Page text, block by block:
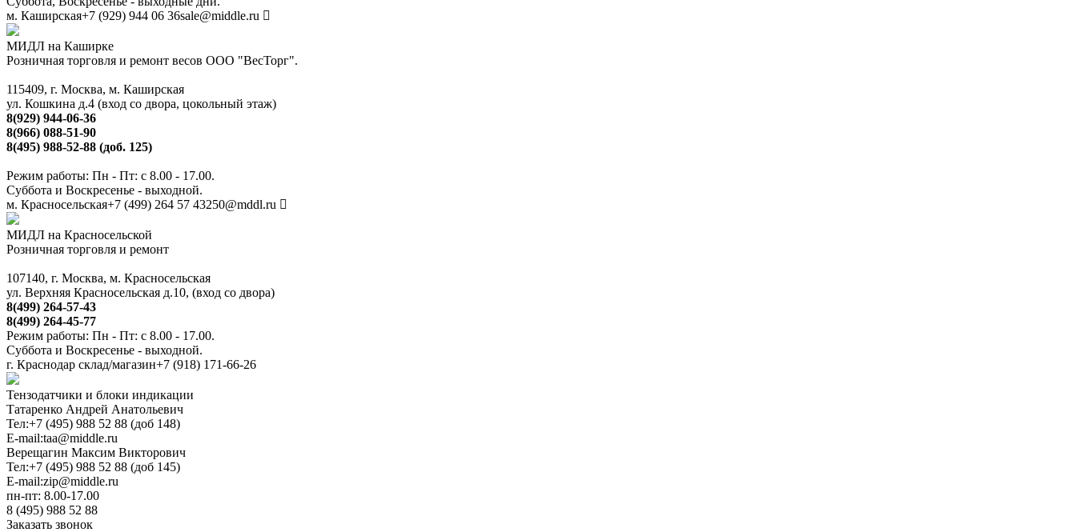
м. Каширская+7 (929) 944 06 36sale@middle.ru
МИДЛ на Каширке
Розничная торговля и ремонт весов ООО "ВесТорг".
115409, г. Москва, м. Каширская
ул. Кошкина д.4 (вход со двора, цокольный этаж)
8(929) 944-06-36
8(966) 088-51-90
8(495) 988-52-88 (доб. 125)
Режим работы: Пн - Пт: с 8.00 - 17.00.
Суббота и Воскресенье - выходной.
м. Красносельская+7 (499) 264 57 43250@mddl.ru
МИДЛ на Красносельской
Розничная торговля и ремонт
107140, г. Москва, м. Красносельская
ул. Верхняя Красносельская д.10, (вход со двора)
8(499) 264-57-43
8(499) 264-45-77
Режим работы: Пн - Пт: с 8.00 - 17.00.
Суббота и Воскресенье - выходной.
г. Краснодар склад/магазин+7 (918) 171-66-26
Тензодатчики и блоки индикации
Татаренко Андрей Анатольевич
Тел:+7 (495) 988 52 88 (доб 148)
E-mail:taa@middle.ru
Верещагин Максим Викторович
Тел:+7 (495) 988 52 88 (доб 145)
E-mail:zip@middle.ru
пн-пт: 8.00-17.00
8 (495) 988 52 88
Заказать звонок